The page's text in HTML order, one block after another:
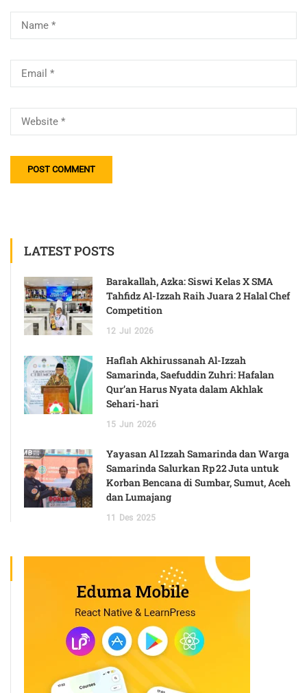
LATEST POSTS
Barakallah, Azka: Siswi Kelas X SMA
Tahfidz Al-Izzah Raih Juara 2 Halal Chef
Competition
12 Jul 2026
Haflah Akhirussanah Al-Izzah
Samarinda, Saefuddin Zuhri: Hafalan
Qur’an Harus Nyata dalam Akhlak
Sehari-hari
15 Jun 2026
Yayasan Al Izzah Samarinda dan Warga
Samarinda Salurkan Rp 22 Juta untuk
Korban Bencana di Sumbar, Sumut, Aceh
dan Lumajang
11 Des 2025